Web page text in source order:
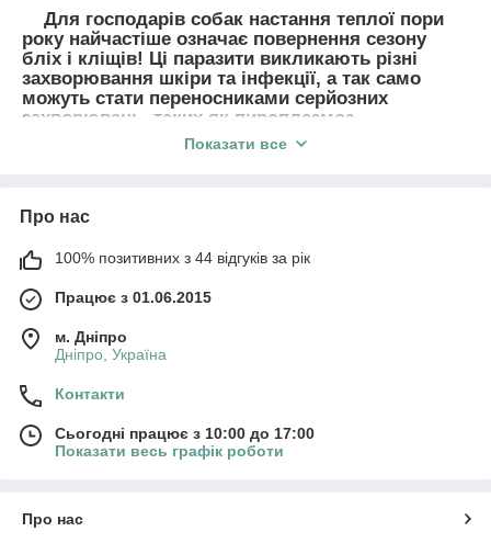
Для господарів собак настання теплої пори
року найчастіше означає повернення сезону
бліх і кліщів! Ці паразити викликають різні
захворювання шкіри та інфекції, а так само
можуть стати переносниками серйозних
захворювань, таких як пироплазмоз.
Захиститися від них майже неможливо, якщо не
тварина, навколишнє середовище, а так само
інтернет-зоомагазині "PetVet" Ви зможете
придбати тільки якісні препарати для захисту
від бліх і кліщів, а так само профілактики від
гельмінтів, такі як: краплі на холку для собак,
спрей від бліх і кліщів, нашийники від бліх і
кліщів, таблетки від кліщів, від світових
ринку України.
Показати все
Про нас
100% позитивних з 44 відгуків за рік
Працює з 01.06.2015
м. Дніпро
Дніпро, Україна
Контакти
Сьогодні працює з 10:00 до 17:00
Показати весь графік роботи
Про нас